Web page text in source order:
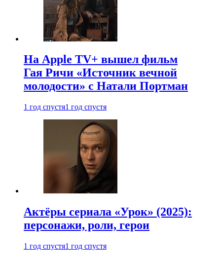
На Apple TV+ вышел фильм
Гая Ричи «Источник вечной
молодости» с Натали Портман
1 год спустя1 год спустя
Актёры сериала «Урок» (2025):
персонажи, роли, герои
1 год спустя1 год спустя